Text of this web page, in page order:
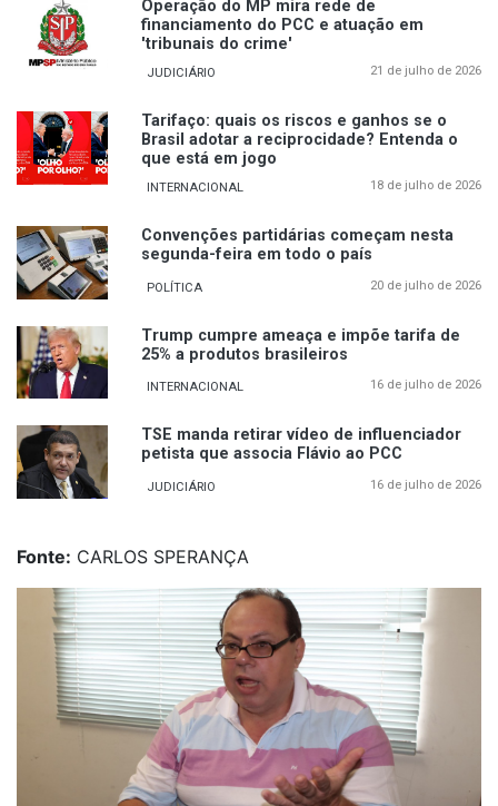
Operação do MP mira rede de
financiamento do PCC e atuação em
'tribunais do crime'
JUDICIÁRIO 21 de julho de 2026
Tarifaço: quais os riscos e ganhos se o
Brasil adotar a reciprocidade? Entenda o
que está em jogo
INTERNACIONAL 18 de julho de 2026
Convenções partidárias começam nesta
segunda-feira em todo o país
POLÍTICA 20 de julho de 2026
Trump cumpre ameaça e impõe tarifa de
25% a produtos brasileiros
INTERNACIONAL 16 de julho de 2026
TSE manda retirar vídeo de influenciador
petista que associa Flávio ao PCC
JUDICIÁRIO 16 de julho de 2026
Fonte: CARLOS SPERANÇA